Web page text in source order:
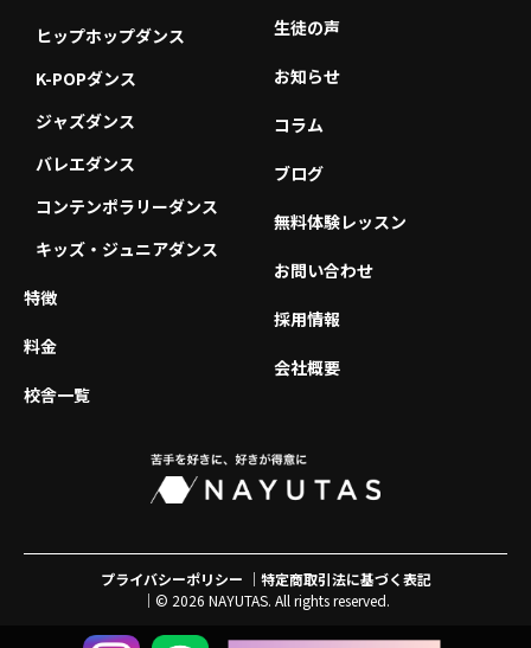
ヒップホップダンス
K-POPダンス
ジャズダンス
バレエダンス
コンテンポラリーダンス
キッズ・ジュニアダンス
特徴
料金
校舎一覧
生徒の声
お知らせ
コラム
ブログ
無料体験レッスン
お問い合わせ
採用情報
会社概要
プライバシーポリシー
特定商取引法に基づく表記
© 2026 NAYUTAS. All rights reserved.